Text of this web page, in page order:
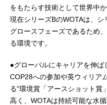
をもたらす技術として世界中
現在シリーズBのWOTAは、
グロースフェーズであるため
る環境です。
●グローバルにキャリアを伸ば
COP28への参加や英ウィリア
る"環境賞「アースショット賞
高く、WOTAは持続可能な水